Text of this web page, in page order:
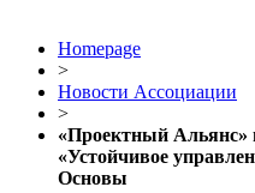
Homepage
>
Новости Ассоциации
>
«Проектный Альянс»
«Устойчивое
Основы